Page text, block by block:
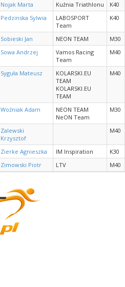
Nojak Marta Kuźnia Triathlonu
K40
Pedzinska Sylwia
LABOSPORT
Team
K40
Sobieski Jan NEON TEAM
M30
Sowa Andrzej
Vamos Racing
Team
M40
Syguła Mateusz
KOLARSKI.EU
TEAM
KOLARSKI.EU
TEAM
M40
Woźniak Adam
NEON TEAM
NeON Team
M30
Zalewski
Krzysztof
M40
Zierke Agnieszka IM Inspiration
K30
Zimowski Piotr LTV M40